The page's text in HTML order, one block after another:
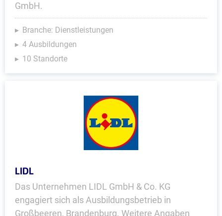
GmbH.
Branche: Dienstleistungen
4 Ausbildungen
10 Standorte
LIDL
Das Unternehmen LIDL GmbH & Co. KG
engagiert sich als Ausbildungsbetrieb in
Großbeeren, Brandenburg. Weitere Angaben